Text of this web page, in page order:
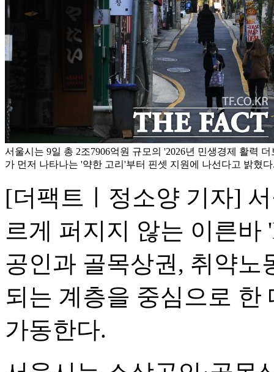
서울시는 9일 총 2조7906억원 규모의 '2026년 민생경제 활력
가 먼저 나타나는 '약한 고리'부터 핀셋 지원에 나선다고 밝혔
[더팩트ㅣ정소양 기자]
르게 퍼지지 않는 이른바
공인과 골목상권, 취약노
되는 계층을 중심으로 한
가동한다.